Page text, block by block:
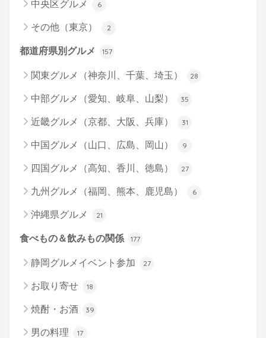
中央区グルメ 6
その他（東京） 2
都道府県別グルメ 157
関東グルメ（神奈川、千葉、埼玉） 28
中部グルメ（愛知、岐阜、山梨） 35
近畿グルメ（京都、大阪、兵庫） 31
中国グルメ（山口、広島、岡山） 9
四国グルメ（高知、香川、徳島） 27
九州グルメ（福岡、熊本、鹿児島） 6
沖縄県グルメ 21
食べもの＆飲みもの関係 177
静岡グルメイベント参加 27
お取り寄せ 18
焼酎・お酒 39
男の料理 17